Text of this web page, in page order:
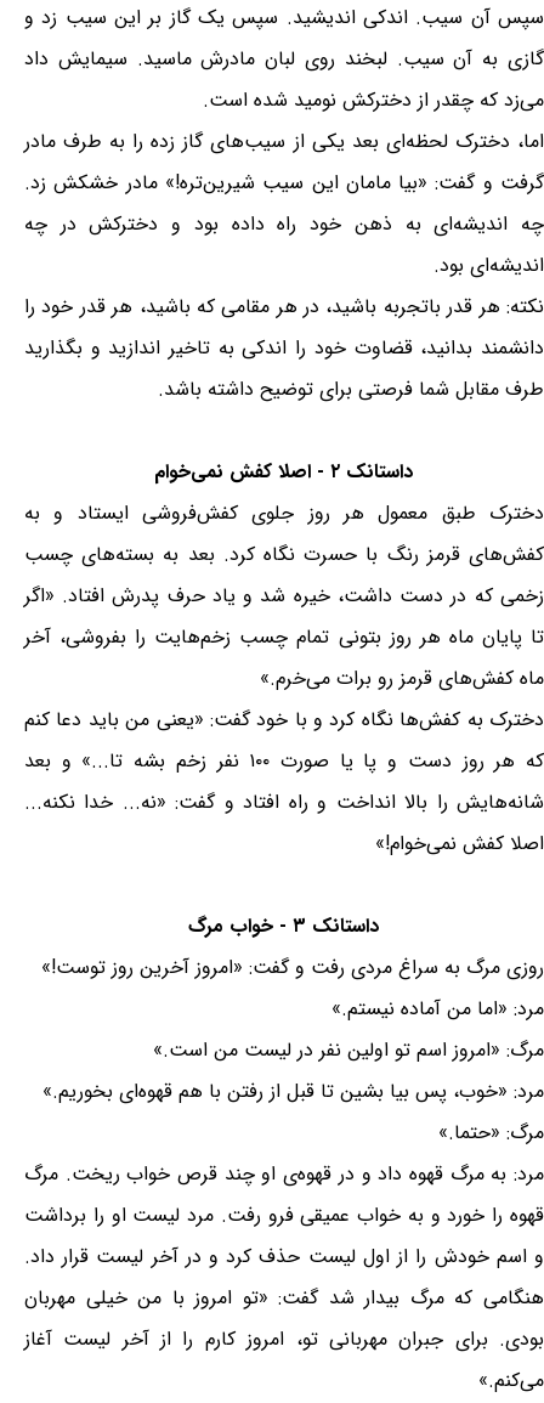
سپس آن سیب. اندکی اندیشید. سپس یک گاز بر این سیب زد و
گازی به آن سیب. لبخند روی لبان مادرش ماسید. سیمایش داد
می‌زد که چقدر از دخترکش نومید شده است.
اما، دخترک لحظه‌ای بعد یکی از سیب‌های گاز زده را به طرف مادر
گرفت و گفت: «بیا مامان این سیب شیرین‌تره!» مادر خشکش زد.
چه اندیشه‌ای به ذهن خود راه داده بود و دخترکش در چه
اندیشه‌ای بود.
نکته: هر قدر باتجربه باشید، در هر مقامی که باشید، هر قدر خود را
دانشمند بدانید، قضاوت خود را اندکی به تاخیر اندازید و بگذارید
طرف مقابل شما فرصتی برای توضیح داشته باشد.
داستانک ۲ - اصلا کفش نمی‌خوام
دخترک طبق معمول هر روز جلوی کفش‌فروشی ایستاد و به
کفش‌های قرمز رنگ با حسرت نگاه کرد. بعد به بسته‌های چسب
زخمی که در دست داشت، خیره شد و یاد حرف پدرش افتاد. «اگر
تا پایان ماه هر روز بتونی تمام چسب زخم‌هایت را بفروشی، آخر
ماه کفش‌های قرمز رو برات می‌خرم.»
دخترک به کفش‌ها نگاه کرد و با خود گفت: «یعنی من باید دعا کنم
که هر روز دست و پا یا صورت ۱۰۰ نفر زخم بشه تا...» و بعد
شانه‌هایش را بالا انداخت و راه افتاد و گفت: «نه... خدا نکنه...
اصلا کفش نمی‌خوام!»
داستانک ۳ - خواب مرگ
روزی مرگ به سراغ مردی رفت و گفت: «امروز آخرین روز توست!»
مرد: «اما من آماده نیستم.»
مرگ: «امروز اسم تو اولین نفر در لیست من است.»
مرد: «خوب، پس بیا بشین تا قبل از رفتن با هم قهوه‌ای بخوریم.»
مرگ: «حتما.»
مرد: به مرگ قهوه داد و در قهوه‌ی او چند قرص خواب ریخت. مرگ
قهوه را خورد و به خواب عمیقی فرو رفت. مرد لیست او را برداشت
و اسم خودش را از اول لیست حذف کرد و در آخر لیست قرار داد.
هنگامی که مرگ بیدار شد گفت: «تو امروز با من خیلی مهربان
بودی. برای جبران مهربانی تو، امروز کارم را از آخر لیست آغاز
می‌کنم.»